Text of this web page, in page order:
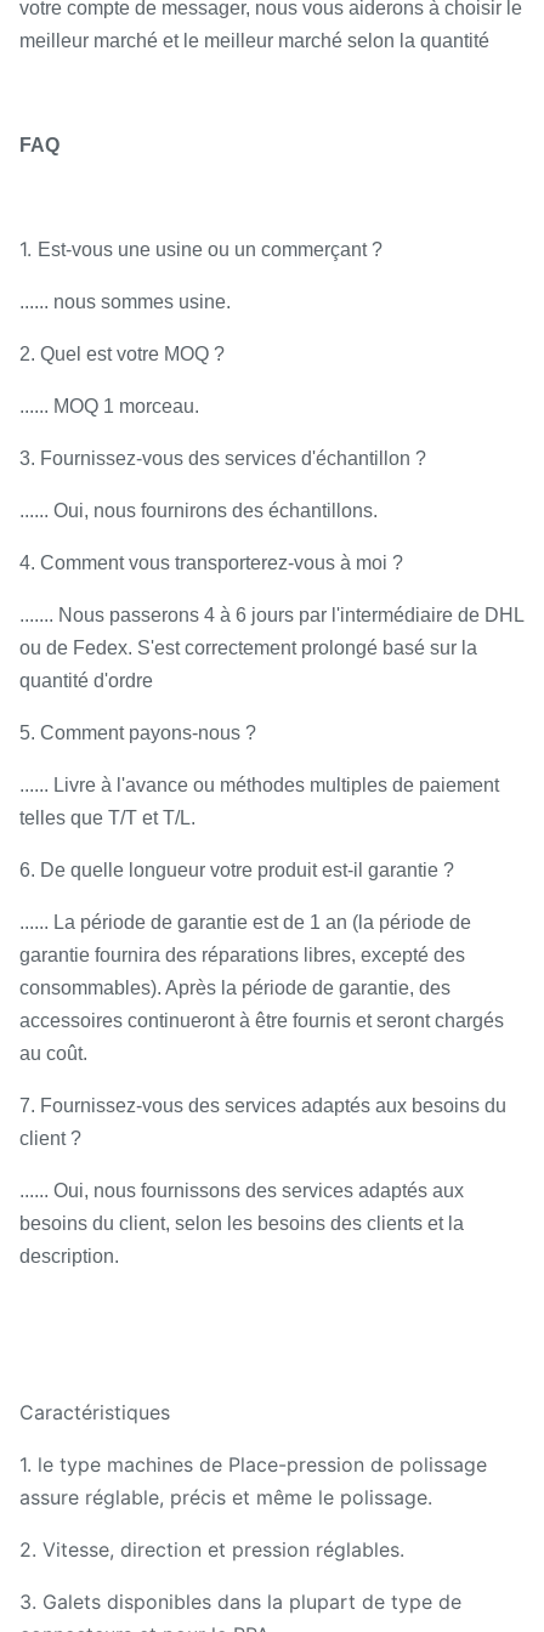
votre compte de messager, nous vous aiderons à choisir le
meilleur marché et le meilleur marché selon la quantité
FAQ
1. Est-vous une usine ou un commerçant ?
...... nous sommes usine.
2. Quel est votre MOQ ?
...... MOQ 1 morceau.
3. Fournissez-vous des services d'échantillon ?
...... Oui, nous fournirons des échantillons.
4. Comment vous transporterez-vous à moi ?
....... Nous passerons 4 à 6 jours par l'intermédiaire de DHL
ou de Fedex. S'est correctement prolongé basé sur la
quantité d'ordre
5. Comment payons-nous ?
...... Livre à l'avance ou méthodes multiples de paiement
telles que T/T et T/L.
6. De quelle longueur votre produit est-il garantie ?
...... La période de garantie est de 1 an (la période de
garantie fournira des réparations libres, excepté des
consommables). Après la période de garantie, des
accessoires continueront à être fournis et seront chargés
au coût.
7. Fournissez-vous des services adaptés aux besoins du
client ?
...... Oui, nous fournissons des services adaptés aux
besoins du client, selon les besoins des clients et la
description.
Caractéristiques
1. le type machines de Place-pression de polissage
assure réglable, précis et même le polissage.
2. Vitesse, direction et pression réglables.
3. Galets disponibles dans la plupart de type de